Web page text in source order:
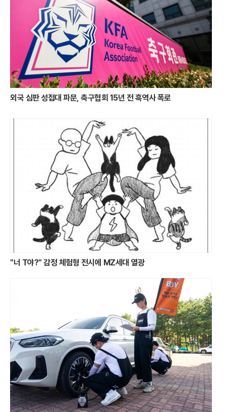
고 있다. 이슬람 문화의 정수로 불리는 그라나다의 알함브라 궁전은 엄격
한 입장 제한에도 불구하고 수개월 전부터 예약이 매진될 만큼 인기가 높
다. 세계 최대 규모의 고딕 양식을 자랑하는 세비야 대성당과 콜럼버스의
흔적을 간직한 역사적 명소들은 6박 이상의 장기 체류형 여행을 이끄는 핵
심 요소다. 최근에는 스페인과 인접한 포르투갈을 연계한 일정도 각광받고
있는데, 리스본 직항 노선 개설 이후 한국인 숙박객이 코로나19 이전 수준
을 상회하며 폭발적인 성장세를 기록 중이다.개별 여행의 번거로움을 해결
하기 위해 현지 전문 가이드 투어와 전용 차량 서비스를 결합한 맞춤형 상
품도 진화하고 있다. 예약이 까다로운 주요 궁전의 입장권을 사전에 확보
하고, 도시 간 이동 시 동선을 최적화한 기차역 인근 숙소를 배치해 여행의
숨은 명소를 단독 차량으로 둘러보는 프리미엄 투어는 신혼부부와 소규모
가족 단위 여행객들에게 높은 만족도를 얻고 있다. 이는 단순 패키지 여행
에서 벗어나 개인의 취향과 편의를 동시에 충족하려는 시장의 요구가 반영
된 결과다.여행 비용의 변동성을 줄이려는 실속형 접근도 눈에 띈다. 최근
유로화 환율이 1,700원대를 넘나드는 불안정한 흐름을 보이면서, 계약 시
점의 환율을 고정 적용하는 프로모션이 여행객들의 큰 호응을 얻고 있다.
환율 급등에 따른 추가 비용 부담을 없앤 고정 환율제는 장기 예약이 필수
적인 유럽 여행에서 강력한 유인책으로 작용한다. 동유럽의 프라하나 비엔
나, 이탈리아의 주요 도시를 연결하는 열차 1등석 이용권 등 고품격 서비스
를 포함한 구성은 고물가 시대에도 럭셔리 여행 수요가 꺾이지 않는 배경
이 되고 있다.한편 유럽 여행을 계획 중인 이들이 반드시 숙지해야 할 제도
적 변화도 생겼다. 유럽연합이 솅겐 지역 국경에서 지문과 얼굴 정보를 등
록하는 출입국 시스템(EES)을 전면 시행함에 따라 공항 검역 및 통과 절차
가 이전보다 까다로워졌다. 한국 여권 소지자 역시 예외 없이 적용 대상에
는 것이 필수적이다. 디지털 기반의 새로운 검역 체계가 정착되는 과정에
서 발생하는 혼선을 줄이기 위해 여행 전 관련 지침을 꼼꼼히 확인하는 주
외국 심판 성접대 파문, 축구협회 15년 전 흑역사 폭로
"너 T야?" 감정 체험형 전시에 MZ세대 열광